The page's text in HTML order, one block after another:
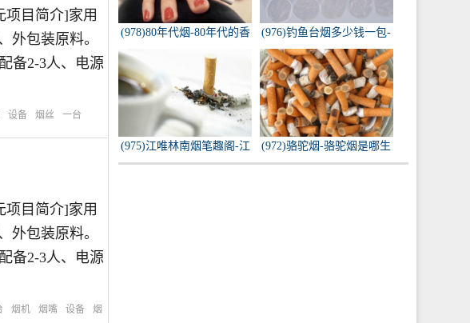
项目简介]家用
外包装原料。
备2-3人、电源
设备 烟丝 一台
项目简介]家用
外包装原料。
备2-3人、电源
烟机 烟嘴 设备
烟
(978)80年代烟-80年代的香
(976)钓鱼台烟多少钱一包-
钓鱼台烟多少钱一包
(975)江唯林南烟笔趣阁-江
唯林南烟小说叫什么名
(972)骆驼烟-骆驼烟是哪生
产的